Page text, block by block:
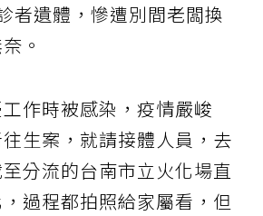
者遺體，慘遭別間老闆換
。
作時被感染，疫情嚴峻
生案，就請接體人員，去
分流的台南市立火化場直
過程都拍照給家屬看，但